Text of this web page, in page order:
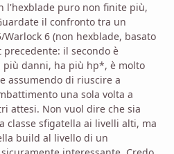
l'hexblade puro non finite più,
il confronto tra un
6 (non hexblade, basato
precedente: il secondo è
più danni, ha più hp*, è molto
assumendo di riuscire a
una sola volta a
attesi. Non vuol dire che sia
classe sfigatella ai livelli alti, ma
build al livello di un